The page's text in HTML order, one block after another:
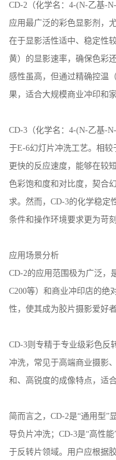
CD-2 （化学名： 4-(N-乙基-N-
应用最广泛的彩色显影剂，
在于显影活性适中、稳定性
黄）的显影速率，确保色彩
感性虽高，但通过精确控温（
果，适合大规模商业冲印和
CD-3 （化学名： 4-(N-乙基-N-
于E-6幻灯片冲洗工艺。相较
更快的反应速度，能够在较
色彩饱和度和对比度，契合
求。然而， CD-3的化学稳定
条件和操作环境要求更为苛
应用场景分析
CD-2的应用范围极为广泛，
C200等）和商业冲印店的绝
性，使其成为胶片摄影爱好
CD-3则专精于专业级彩色反
冲洗，常见于高端商业摄影
和、高锐度的成像特点，适
简而言之， CD-2是“通用型”
导负片冲洗； CD-3是“高性
于反转片领域。用户应根据